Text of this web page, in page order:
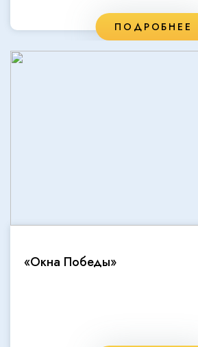
ПОДРОБНЕЕ
«Окна Победы»